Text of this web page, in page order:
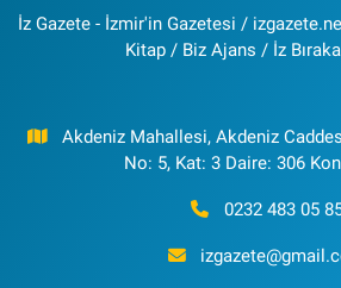
İz Gazete - İzmir'in Gazetesi /
Kitap / Biz Ajans / İz
Akdeniz Mahallesi, Akdeniz
No: 5, Kat: 3 Daire: 306
0232 483 05